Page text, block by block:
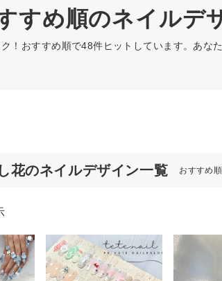
すめ順のネイルデ
！おすすめ順で48件ヒットしています。あな
花のネイルデザイン一覧 おすすめ